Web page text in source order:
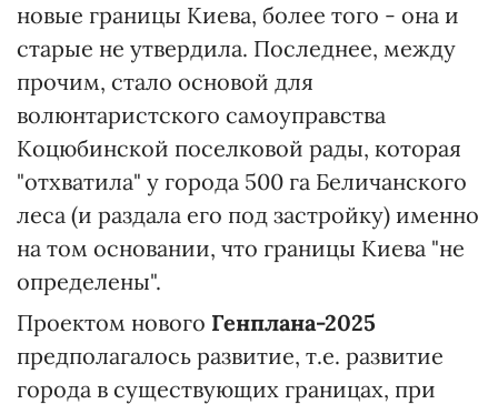
новые границы Киева, более того - она и
старые не утвердила. Последнее, между
прочим, стало основой для
волюнтаристского самоуправства
Коцюбинской поселковой рады, которая
"отхватила" у города 500 га Беличанского
леса (и раздала его под застройку) именно
на том основании, что границы Киева "не
определены".
Проектом нового Генплана-2025
предполагалось развитие, т.е. развитие
города в существующих границах, при